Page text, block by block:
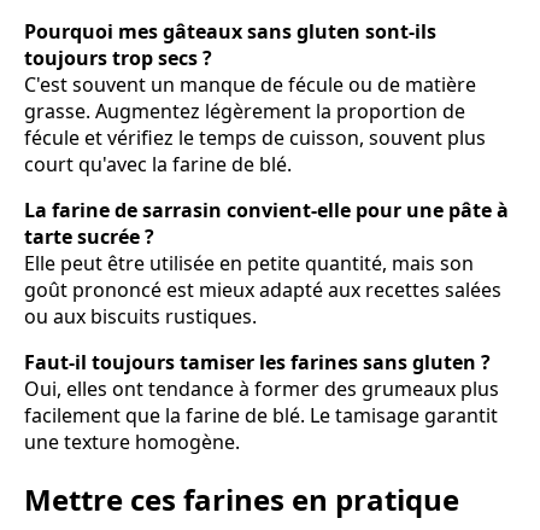
Pourquoi mes gâteaux sans gluten sont-ils
toujours trop secs ?
C'est souvent un manque de fécule ou de matière
grasse. Augmentez légèrement la proportion de
fécule et vérifiez le temps de cuisson, souvent plus
court qu'avec la farine de blé.
La farine de sarrasin convient-elle pour une pâte à
tarte sucrée ?
Elle peut être utilisée en petite quantité, mais son
goût prononcé est mieux adapté aux recettes salées
ou aux biscuits rustiques.
Faut-il toujours tamiser les farines sans gluten ?
Oui, elles ont tendance à former des grumeaux plus
facilement que la farine de blé. Le tamisage garantit
une texture homogène.
Mettre ces farines en pratique